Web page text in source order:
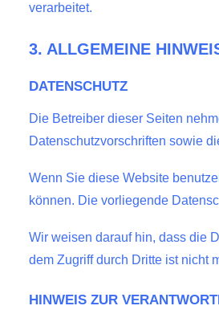
verarbeitet.
3. ALLGEMEINE
DATENSCHUTZ
Die Betreiber dieser Seiten
Datenschutzvorschriften sowie
Wenn Sie diese Website
können. Die vorliegende
Wir weisen darauf hin, dass die
dem Zugriff durch Dritte ist nicht
HINWEIS ZUR